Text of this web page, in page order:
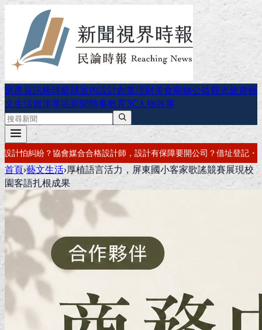
房產資訊棒球籃球室內設計創業理財美食寵物公益觀光旅遊藝
文生活旗津專區新聞時事教育3C人物故事
有保障要開公司？借址登記・公司設立・工商登記一次辦好記帳報稅
首頁›藝文生活›厚植語言活力，屏東國小客家歌謠競賽展現校
園客語扎根成果